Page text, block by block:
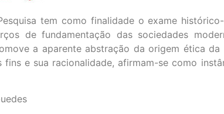
tem como finalidade o exame
de fundamentação das sociedades
a aparente abstração da origem ética
fins e sua racionalidade, afirmam-se como